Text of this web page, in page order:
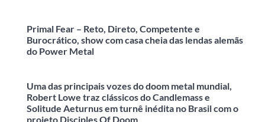
Primal Fear – Reto, Direto, Competente e
Burocrático, show com casa cheia das lendas alemãs
do Power Metal
Uma das principais vozes do doom metal mundial,
Robert Lowe traz clássicos do Candlemass e
Solitude Aeturnus em turnê inédita no Brasil com o
projeto Disciples Of Doom